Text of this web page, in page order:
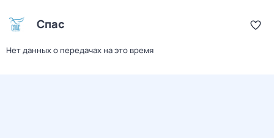
Спас
Нет данных о передачах на это время